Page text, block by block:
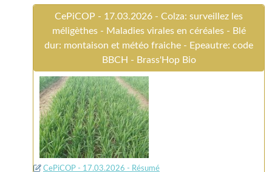
CePiCOP - 17.03.2026 - Colza: surveillez les
méligèthes - Maladies virales en céréales - Blé
dur: montaison et météo fraiche - Epeautre: code
BBCH - Brass'Hop Bio
CePiCOP - 17.03.2026 - Résumé